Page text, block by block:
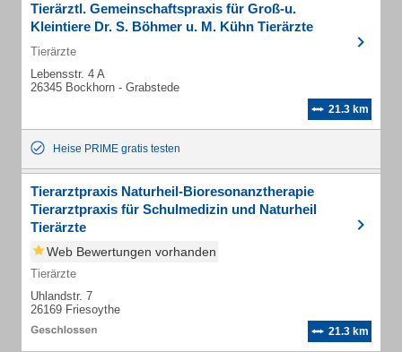
Tierärztl. Gemeinschaftspraxis für Groß-u.
Kleintiere Dr. S. Böhmer u. M. Kühn Tierärzte
Tierärzte
Lebensstr. 4 A
26345 Bockhorn - Grabstede
21.3 km
Heise PRIME gratis testen
Tierarztpraxis Naturheil-Bioresonanztherapie
Tierarztpraxis für Schulmedizin und Naturheil
Tierärzte
Web Bewertungen vorhanden
Tierärzte
Uhlandstr. 7
26169 Friesoythe
21.3 km